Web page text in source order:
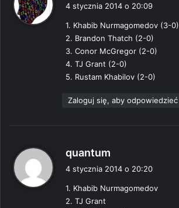
z
e
:
4 stycznia 2014 o 20:09
1. Khabib Nurmagomedov (3-0)
2. Brandon Thatch (2-0)
3. Conor McGregor (2-0)
4. TJ Grant (2-0)
5. Rustam Khabilov (2-0)
Zaloguj się, aby odpowiedzieć
quantum
z
4 stycznia 2014 o 20:20
1. Khabib Nurmagomedov
2. TJ Grant